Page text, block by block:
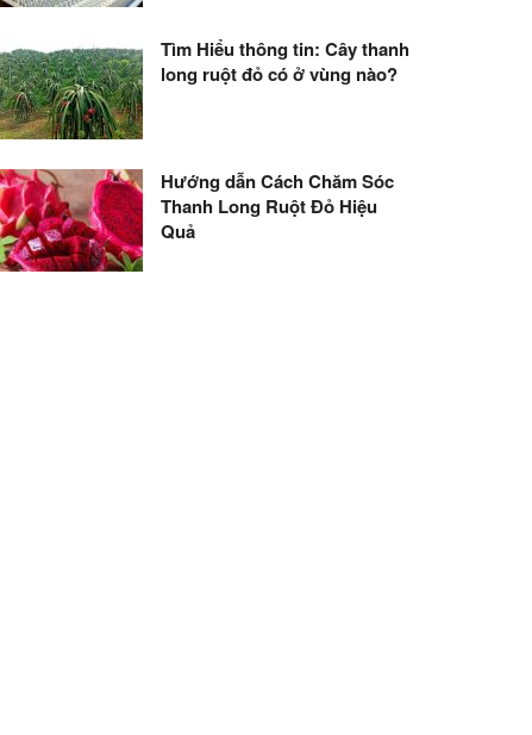
Tìm Hiểu thông tin: Cây thanh
long ruột đỏ có ở vùng nào?
Hướng dẫn Cách Chăm Sóc
Thanh Long Ruột Đỏ Hiệu
Quả